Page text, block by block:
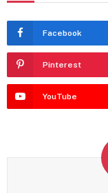
Facebook
Pinterest
YouTube